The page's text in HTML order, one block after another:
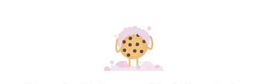
DESCOBRE OS NOSSOS PRODUTOS